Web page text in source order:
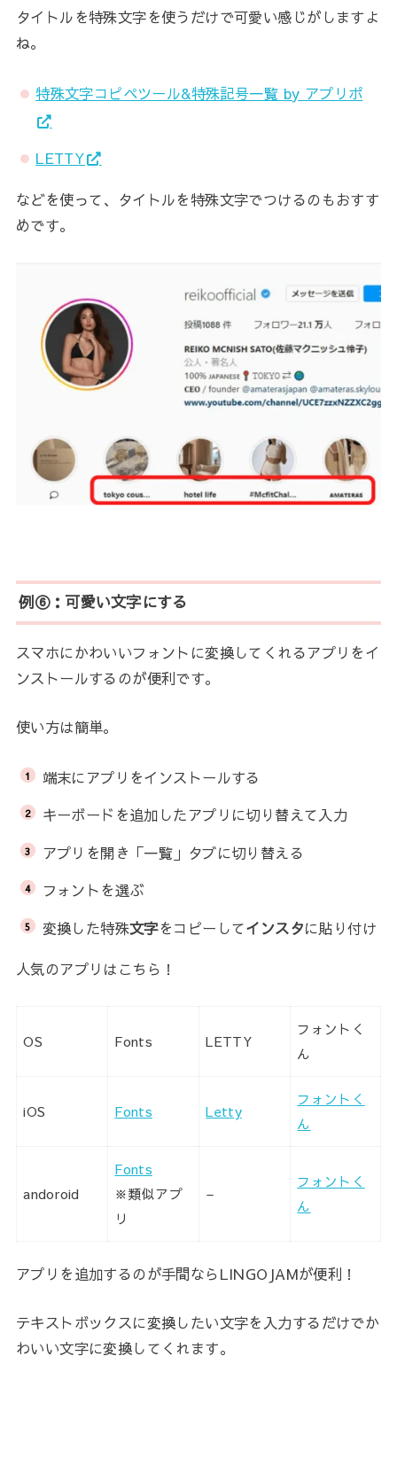
タイトルを特殊文字を使うだけで可愛い感じがしますよ
ね。
特殊文字コピペツール&特殊記号一覧 by アプリポ
LETTY
などを使って、タイトルを特殊文字でつけるのもおすす
めです。
例⑥：可愛い文字にする
スマホにかわいいフォントに変換してくれるアプリをイ
ンストールするのが便利です。
使い方は簡単。
端末にアプリをインストールする
キーボードを追加したアプリに切り替えて入力
アプリを開き「一覧」タブに切り替える
フォントを選ぶ
変換した特殊文字をコピーしてインスタに貼り付け
人気のアプリはこちら！
OS Fonts LETTY
フォントく
ん
iOS Fonts Letty
フォントく
ん
andoroid
Fonts
※類似アプ
リ
–
フォントく
ん
アプリを追加するのが手間ならLINGOJAMが便利！
テキストボックスに変換したい文字を入力するだけでか
わいい文字に変換してくれます。